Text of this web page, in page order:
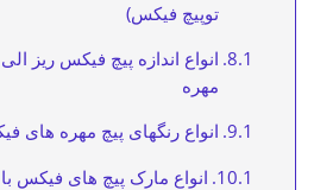
توپیچ فیکس)
انواع اندازه پیچ فیکس ریز
مهره
انواع رنگهای پیچ مهره های
انواع مارک پیچ های فیکس